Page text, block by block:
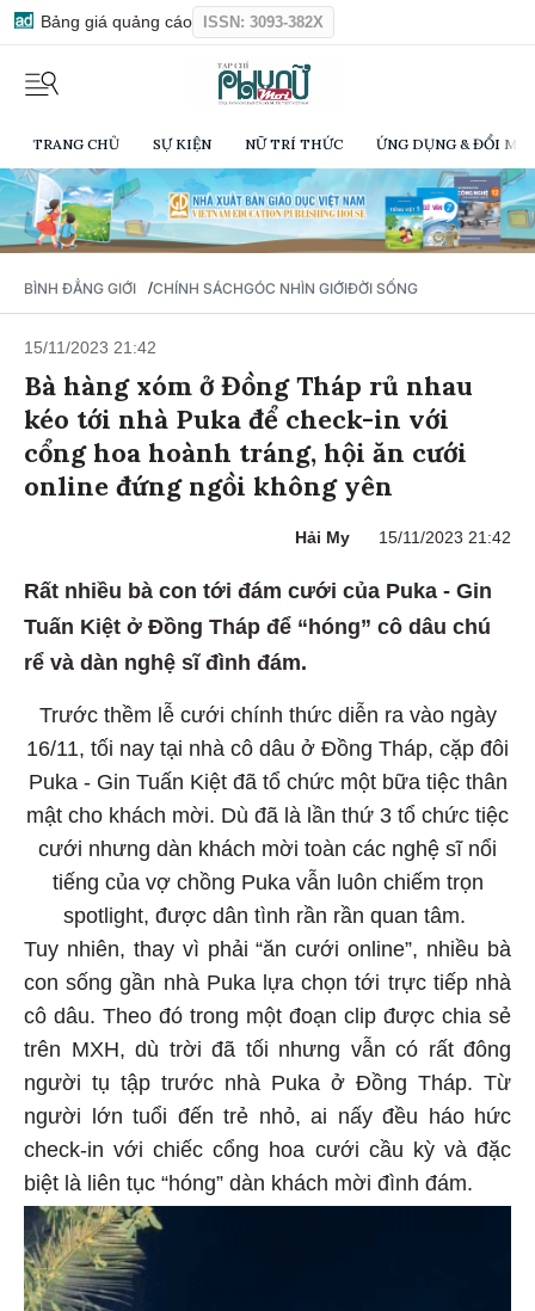
Bảng giá quảng cáo ISSN: 3093-382X
TRANG CHỦ SỰ KIỆN NỮ TRÍ THỨC ỨNG DỤNG & ĐỔI
BÌNH ĐẲNG GIỚI /CHÍNH SÁCHGÓC NHÌN GIỚIĐỜI SỐNG
15/11/2023 21:42
Bà hàng xóm ở Đồng Tháp rủ nhau
kéo tới nhà Puka để check-in với
cổng hoa hoành tráng, hội ăn cưới
online đứng ngồi không yên
Hải My 15/11/2023 21:42
Rất nhiều bà con tới đám cưới của Puka - Gin
Tuấn Kiệt ở Đồng Tháp để “hóng” cô dâu chú
rể và dàn nghệ sĩ đình đám.
Trước thềm lễ cưới chính thức diễn ra vào ngày
16/11, tối nay tại nhà cô dâu ở Đồng Tháp, cặp đôi
Puka - Gin Tuấn Kiệt đã tổ chức một bữa tiệc thân
mật cho khách mời. Dù đã là lần thứ 3 tổ chức tiệc
cưới nhưng dàn khách mời toàn các nghệ sĩ nổi
tiếng của vợ chồng Puka vẫn luôn chiếm trọn
spotlight, được dân tình rần rần quan tâm.
Tuy nhiên, thay vì phải “ăn cưới online”, nhiều bà
con sống gần nhà Puka lựa chọn tới trực tiếp nhà
cô dâu. Theo đó trong một đoạn clip được chia sẻ
trên MXH, dù trời đã tối nhưng vẫn có rất đông
người tụ tập trước nhà Puka ở Đồng Tháp. Từ
người lớn tuổi đến trẻ nhỏ, ai nấy đều háo hức
check-in với chiếc cổng hoa cưới cầu kỳ và đặc
biệt là liên tục “hóng” dàn khách mời đình đám.